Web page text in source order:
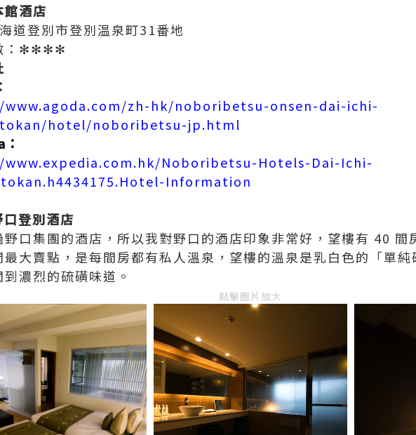
館酒店
道登別市登別温泉町31番地
：✻✻✻✻
zh-hk/noboribetsu-onsen-dai-ichi-
hotel/noboribetsu-jp.html
Noboribetsu-Hotels-Dai-Ichi-
Information
登別酒店
野口集團的酒店，所以我對野口的酒店印象非常好，望樓有 40 間
最大賣點，是每間房都有私人溫泉，望樓的溫泉是乳白色的「單
濃烈的硫磺味道。
點擊圖片放大